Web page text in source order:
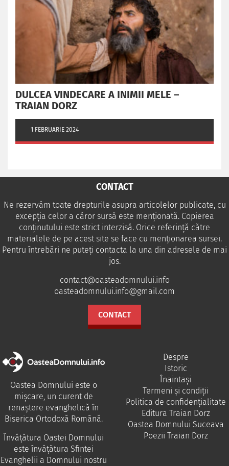
DULCEA VINDECARE A INIMII MELE –
TRAIAN DORZ
1 FEBRUARIE 2024
CONTACT
Ne rezervăm toate drepturile asupra articolelor publicate, cu
excepția celor a căror sursă este menționată. Copierea
conținutului este strict interzisă. Orice referință către
materialele de pe acest site se face cu menționarea sursei.
Pentru întrebări ne puteţi contacta la una din adresele de mai
jos.
contact@oasteadomnului.info
oasteadomnului.info@gmail.com
CONTACT
Oastea Domnului este o
mișcare, un curent de
renaștere evanghelică în
Biserica Ortodoxă Română.
Învăţătura Oastei Domnului
este învăţătura Sfintei
Evanghelii a Domnului nostru
Despre
Istoric
Înaintași
Termeni și condiții
Politica de confidențialitate
Editura Traian Dorz
Oastea Domnului Suceava
Poezii Traian Dorz